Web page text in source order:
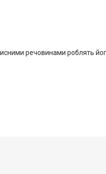
речовинами роблять